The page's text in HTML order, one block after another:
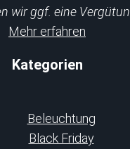
wir ggf. eine
Mehr erfahren
Kategorien
Beleuchtung
Black Friday